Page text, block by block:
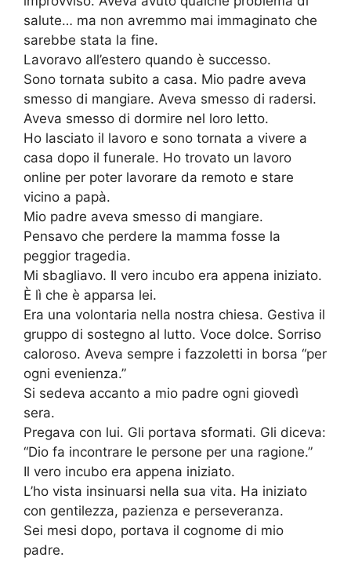
salute… ma non avremmo mai immaginato che
sarebbe stata la fine.
Lavoravo all’estero quando è successo.
Sono tornata subito a casa. Mio padre aveva
smesso di mangiare. Aveva smesso di radersi.
Aveva smesso di dormire nel loro letto.
Ho lasciato il lavoro e sono tornata a vivere a
casa dopo il funerale. Ho trovato un lavoro
online per poter lavorare da remoto e stare
vicino a papà.
Mio padre aveva smesso di mangiare.
Pensavo che perdere la mamma fosse la
peggior tragedia.
Mi sbagliavo. Il vero incubo era appena iniziato.
È lì che è apparsa lei.
Era una volontaria nella nostra chiesa. Gestiva il
gruppo di sostegno al lutto. Voce dolce. Sorriso
caloroso. Aveva sempre i fazzoletti in borsa “per
ogni evenienza.”
Si sedeva accanto a mio padre ogni giovedì
sera.
Pregava con lui. Gli portava sformati. Gli diceva:
“Dio fa incontrare le persone per una ragione.”
Il vero incubo era appena iniziato.
L’ho vista insinuarsi nella sua vita. Ha iniziato
con gentilezza, pazienza e perseveranza.
Sei mesi dopo, portava il cognome di mio
padre.